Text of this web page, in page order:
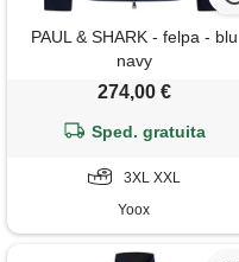
PAUL & SHARK - felpa - blu
navy
274,00 €
Sped. gratuita
3XL XXL
Yoox